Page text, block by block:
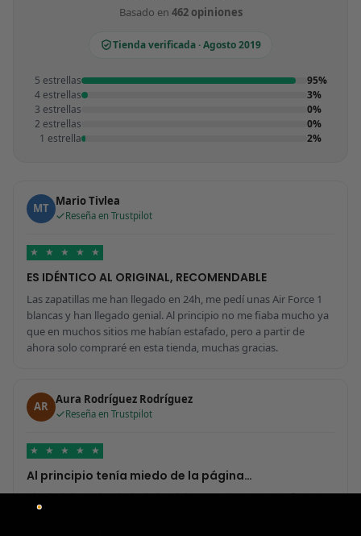
Basado en 462 opiniones
Tienda verificada · Agosto 2019
5 estrellas
95%
4 estrellas
3%
3 estrellas
0%
2 estrellas
0%
1 estrella
2%
MT Mario Tivlea
Reseña en Trustpilot
★ ★ ★ ★ ★
ES IDÉNTICO AL ORIGINAL, RECOMENDABLE
Las zapatillas me han llegado en 24h, me pedí unas Air Force 1
blancas y han llegado genial. Al principio no me fiaba mucho ya
que en muchos sitios me habían estafado, pero a partir de
ahora solo compraré en esta tienda, muchas gracias.
AR Aura Rodríguez Rodríguez
Reseña en Trustpilot
★ ★ ★ ★ ★
Al principio tenía miedo de la página…
Al principio tenía miedo de la página por si era una estafa, pero
me ha sorprendido para bien porque todo ha sido increíble. Me